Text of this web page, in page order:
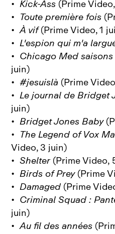
•Kick-Ass (Prime
• Toute première fois
•À vif(Prime Video, 1
•L'espion qui m'a
• Chicago Med
juin)
•#jesuislà (Prime
•Le journal de Bridget
juin)
•Bridget Jones Baby
• The Legend of Vox
Video, 3 juin)
•Shelter(Prime Video,
•Birds of Prey(Prime
•Damaged(Prime
• Criminal Squad :
juin)
•Au fil des années